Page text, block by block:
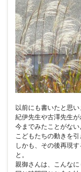
以前にも書いたと思
紀伊先生や古澤先生
今までみたことがない
こどもたちの動きを
しかも、その後再現
と。
親御さんは、こんな